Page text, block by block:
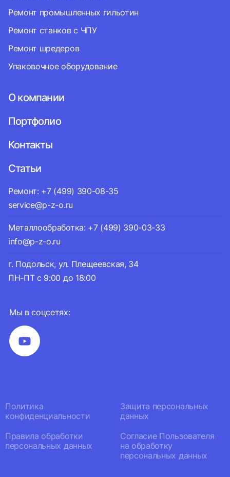
Мы в соцсетях:
Ремонт промышленных гильотин
Ремонт станков с ЧПУ
Ремонт шредеров
Упаковочное оборудование
О компании
Портфолио
Контакты
Статьи
Ремонт: +7 (499) 390-08-35
service@p-z-o.ru
Металлообработка: +7 (499) 390-03-33
info@p-z-o.ru
г. Подольск, ул. Плещеевская, 34
ПН-ПТ с 9:00 до 18:00
Политика
конфиденциальности
Защита персональных
данных
Правила обработки
персональных данных
Согласие Пользователя
на обработку
персональных данных